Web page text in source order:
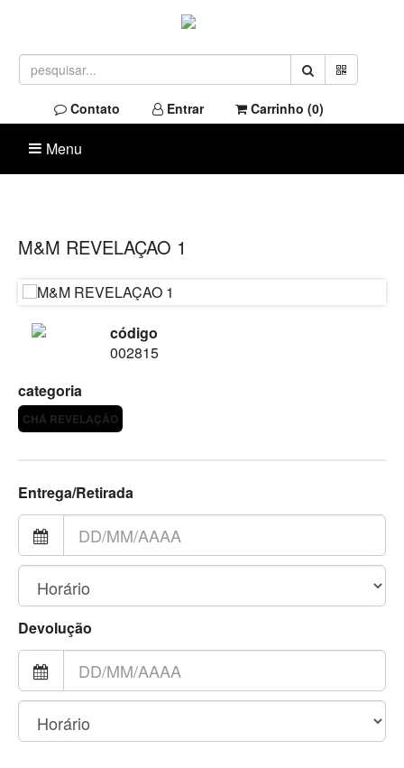
Contato Entrar Carrinho (0)
Menu
M&M REVELAÇAO 1
código
002815
categoria
CHÁ REVELAÇÃO
Entrega/Retirada
Devolução